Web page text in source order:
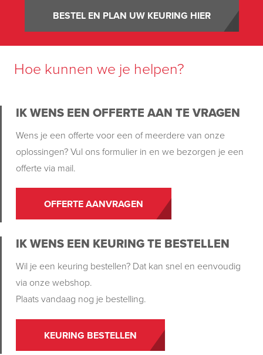
BESTEL EN PLAN UW KEURING HIER
Hoe kunnen we je helpen?
IK WENS EEN OFFERTE AAN TE VRAGEN
Wens je een offerte voor een of meerdere van onze
oplossingen? Vul ons formulier in en we bezorgen je een
offerte via mail.
OFFERTE AANVRAGEN
IK WENS EEN KEURING TE BESTELLEN
Wil je een keuring bestellen? Dat kan snel en eenvoudig
via onze webshop.
Plaats vandaag nog je bestelling.
KEURING BESTELLEN